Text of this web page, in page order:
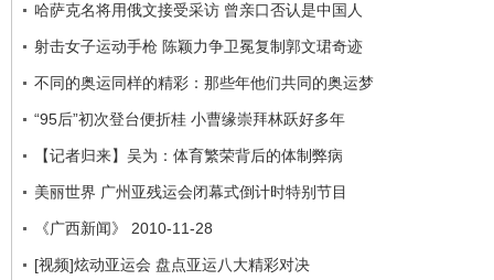
哈萨克名将用俄文接受采访 曾亲口否认是中国人
射击女子运动手枪 陈颖力争卫冕复制郭文珺奇迹
不同的奥运同样的精彩：那些年他们共同的奥运梦
“95后”初次登台便折桂 小曹缘崇拜林跃好多年
【记者归来】吴为：体育繁荣背后的体制弊病
美丽世界 广州亚残运会闭幕式倒计时特别节目
《广西新闻》 2010-11-28
[视频]炫动亚运会 盘点亚运八大精彩对决